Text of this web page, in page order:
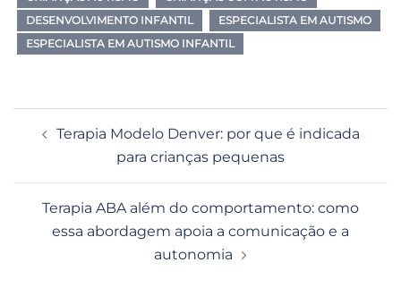
DESENVOLVIMENTO INFANTIL
ESPECIALISTA EM AUTISMO
ESPECIALISTA EM AUTISMO INFANTIL
Terapia Modelo Denver: por que é indicada
para crianças pequenas
Terapia ABA além do comportamento: como
essa abordagem apoia a comunicação e a
autonomia